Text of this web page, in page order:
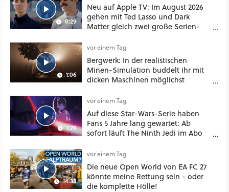
0:29
Neu auf Apple TV: Im August 2026
gehen mit Ted Lasso und Dark
Matter gleich zwei große Serien-
1:06
vor einem Tag
Bergwerk: In der realistischen
Minen-Simulation buddelt ihr mit
dicken Maschinen möglichst
1:29
vor einem Tag
Auf diese Star-Wars-Serie haben
Fans 5 Jahre lang gewartet: Ab
sofort läuft The Ninth Jedi im Abo
14:38
vor einem Tag
Die neue Open World von EA FC 27
könnte meine Rettung sein - oder
die komplette Hölle!